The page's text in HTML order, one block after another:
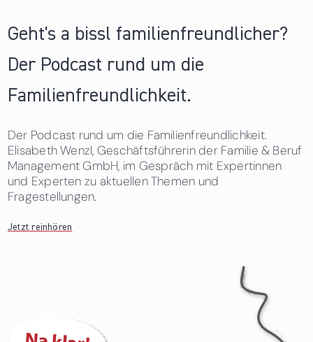
Geht's a bissl familienfreundlicher?
Der Podcast rund um die
Familienfreundlichkeit.
Der Podcast rund um die Familienfreundlichkeit.
Elisabeth Wenzl, Geschäftsführerin der Familie & Beruf
Management GmbH, im Gespräch mit Expertinnen
und Experten zu aktuellen Themen und
Fragestellungen.
Jetzt reinhören